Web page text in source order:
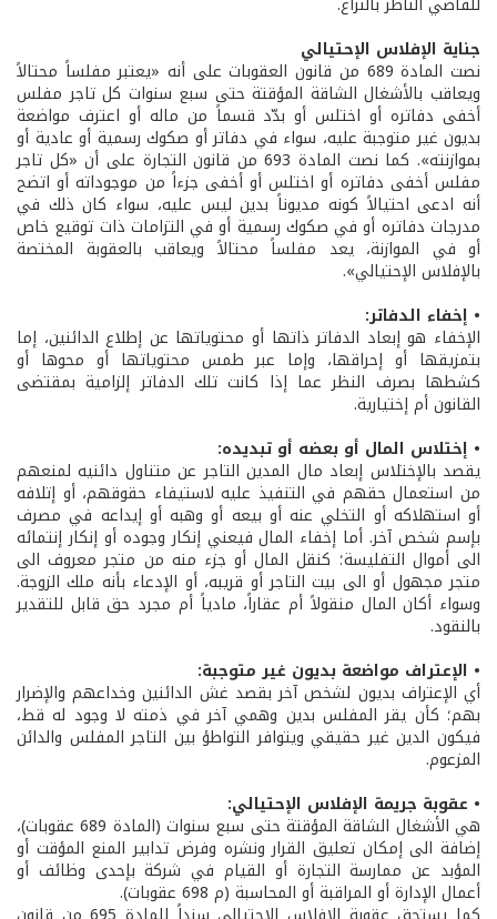
جناية الإفلاس الإحتيالي
نصت المادة 689 من قانون العقوبات على أنه «يعتبر مفلساً محتالاً
ويعاقب بالأشغال الشاقة المؤقتة حتى سبع سنوات كل تاجر مفلس
أخفى دفاتره أو اختلس أو بدّد قسماً من ماله أو اعترف مواضعة
بديون غير متوجبة عليه، سواء في دفاتر أو صكوك رسمية أو عادية أو
بموازنته». كما نصت المادة 693 من قانون التجارة على أن «كل تاجر
مفلس أخفى دفاتره أو اختلس أو أخفى جزءاً من موجوداته أو اتضح
أنه ادعى احتيالاً كونه مديوناً بدين ليس عليه، سواء كان ذلك في
مدرجات دفاتره أو في صكوك رسمية أو في التزامات ذات توقيع خاص
أو في الموازنة، يعد مفلساً محتالاً ويعاقب بالعقوبة المختصة
بالإفلاس الإحتيالي».
• إخفاء الدفاتر:
الإخفاء هو إبعاد الدفاتر ذاتها أو محتوياتها عن إطلاع الدائنين، إما
بتمزيقها أو إحراقها، وإما عبر طمس محتوياتها أو محوها أو
كشطها بصرف النظر عما إذا كانت تلك الدفاتر إلزامية بمقتضى
القانون أم إختيارية.
• إختلاس المال أو بعضه أو تبديده:
يقصد بالإختلاس إبعاد مال المدين التاجر عن متناول دائنيه لمنعهم
من استعمال حقهم في التنفيذ عليه لاستيفاء حقوقهم، أو إتلافه
أو استهلاكه أو التخلي عنه أو بيعه أو وهبه أو إيداعه في مصرف
بإسم شخص آخر. أما إخفاء المال فيعني إنكار وجوده أو إنكار إنتمائه
الى أموال التفليسة؛ كنقل المال أو جزء منه من متجر معروف الى
متجر مجهول أو الى بيت التاجر أو قريبه، أو الإدعاء بأنه ملك الزوجة.
وسواء أكان المال منقولاً أم عقاراً، مادياً أم مجرد حق قابل للتقدير
بالنقود.
• الإعتراف مواضعة بديون غير متوجبة:
أي الإعتراف بديون لشخص آخر بقصد غش الدائنين وخداعهم والإضرار
بهم؛ كأن يقر المفلس بدين وهمي آخر في ذمته لا وجود له قط،
فيكون الدين غير حقيقي ويتوافر التواطؤ بين التاجر المفلس والدائن
المزعوم.
• عقوبة جريمة الإفلاس الإحتيالي:
هي الأشغال الشاقة المؤقتة حتى سبع سنوات (المادة 689 عقوبات)،
إضافة الى إمكان تعليق القرار ونشره وفرض تدابير المنع المؤقت أو
المؤبد عن ممارسة التجارة أو القيام في شركة بإحدى وظائف أو
أعمال الإدارة أو المراقبة أو المحاسبة (م 698 عقوبات).